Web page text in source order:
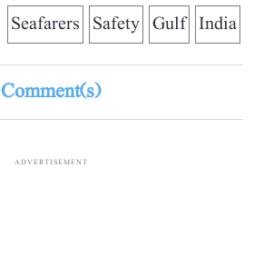
India
Gulf
Safety
Seafarers
Comment(s)
ADVERTISEMENT